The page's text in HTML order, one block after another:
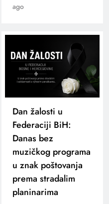
ago
Dan žalosti u
Federaciji BiH:
Danas bez
muzičkog programa
u znak poštovanja
prema stradalim
planinarima